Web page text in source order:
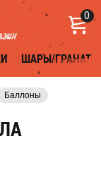
0
ШАРЫ/ГРАНАТЫ
Баллоны